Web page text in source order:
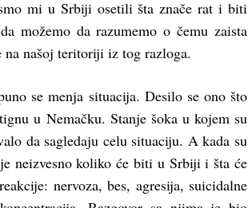
mi u Srbiji osetili šta znače rat i biti
možemo da razumemo o čemu zaista
našoj teritoriji iz tog razloga.
se menja situacija. Desilo se ono što
u Nemačku. Stanje šoka u kojem su
da sagledaju celu situaciju. A kada su
neizvesno koliko će biti u Srbiji i šta će
nervoza, bes, agresija, suicidalne